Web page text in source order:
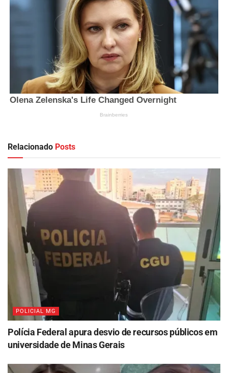
Relacionado Posts
POLICIAL MG
Polícia Federal apura desvio de recursos públicos em
universidade de Minas Gerais